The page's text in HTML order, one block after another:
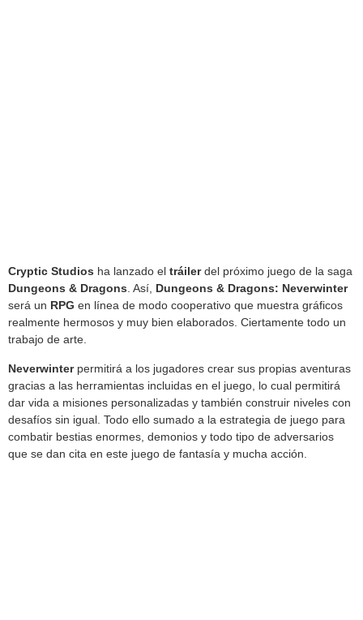
Cryptic Studios ha lanzado el tráilerdel próximo juego de la saga
Dungeons & Dragons . Así, Dungeons & Dragons: Neverwinter
será un RPG en línea de modo cooperativo que muestra gráficos
realmente hermosos y muy bien elaborados. Ciertamente todo un
trabajo de arte.
Neverwinter permitirá a los jugadores crear sus propias aventuras
gracias a las herramientas incluidas en el juego, lo cual permitirá
dar vida a misiones personalizadas y también construir niveles con
desafíos sin igual. Todo ello sumado a la estrategia de juego para
combatir bestias enormes, demonios y todo tipo de adversarios
que se dan cita en este juego de fantasía y mucha acción.